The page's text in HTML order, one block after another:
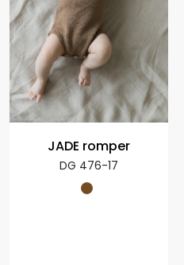
JADE romper
DG 476-17